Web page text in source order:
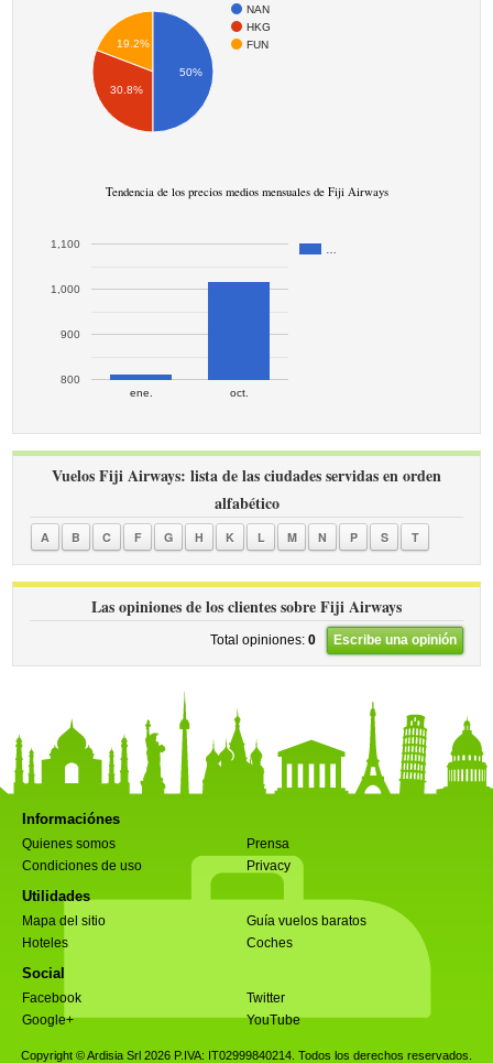
NAN
HKG
FUN
19.2%
30.8%
50%
Tendencia de los precios medios mensuales de Fiji Airways
ene. oct.
800
900
1,000
1,100
Vuelos Fiji Airways: lista de las ciudades servidas en orden
alfabético
A B C F G H K L M N P S T
Las opiniones de los clientes sobre Fiji Airways
Total opiniones: 0 Escribe una opinión
Informaciónes
Quienes somos
Prensa
Condiciones de uso
Privacy
Utilidades
Mapa del sitio
Guía vuelos baratos
Hoteles
Coches
Social
Facebook
Twitter
Google+
YouTube
Copyright © Ardisia Srl 2026 P.IVA: IT02999840214. Todos los derechos reservados.